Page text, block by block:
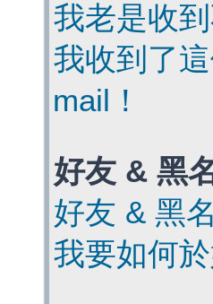
我老是收
我收到了
mail！
好友 & 黑
好友 & 黑
我要如何